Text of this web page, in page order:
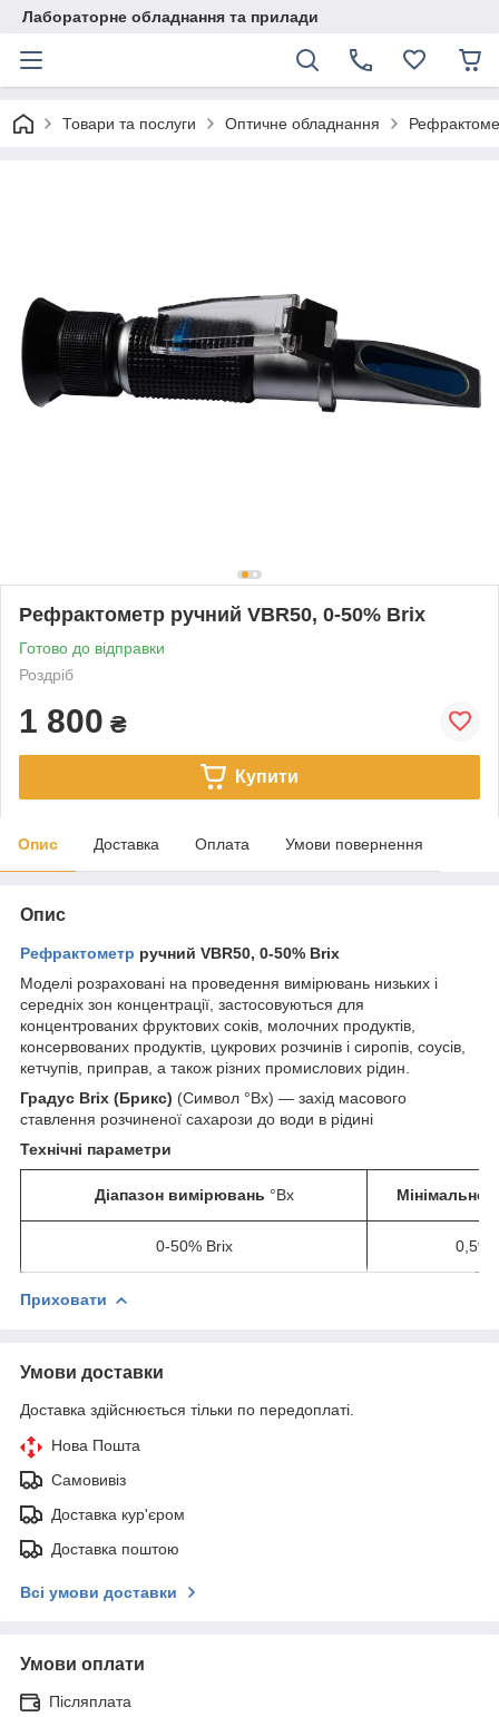
Лабораторне обладнання та прилади
Товари та послуги Оптичне обладнання
Рефрактометр ручний VBR50, 0-50% Brix
Готово до відправки
Роздріб
1 800 ₴
Купити
Опис Доставка Оплата Умови повернення
Опис
Рефрактометр ручний VBR50, 0-50% Brix
Моделі розраховані на проведення вимірювань низьких і
середніх зон концентрації, застосовуються для
концентрованих фруктових соків, молочних продуктів,
консервованих продуктів, цукрових розчинів і сиропів, соусів,
кетчупів, приправ, а також різних промислових рідин.
Градус Brix (Брикс) (Символ °Bx) — захід масового
ставлення розчиненої сахарози до води в рідині
Технічні параметри
Діапазон вимірювань °Bx Мінімальне
0-50% Brix 0,5%
Приховати
Умови доставки
Доставка здійснюється тільки по передоплаті.
Нова Пошта
Самовивіз
Доставка кур'єром
Доставка поштою
Всі умови доставки
Умови оплати
Післяплата